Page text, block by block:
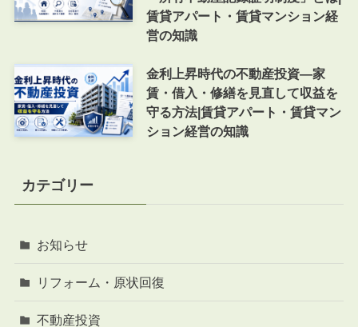
賃貸アパート・賃貸マンション経
営の知識
金利上昇時代の不動産投資―家
賃・借入・修繕を見直して収益を
守る方法|賃貸アパート・賃貸マン
ション経営の知識
カテゴリー
お知らせ
リフォーム・原状回復
不動産投資